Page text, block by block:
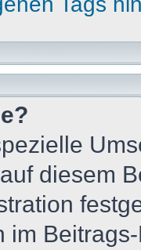
diesem
im